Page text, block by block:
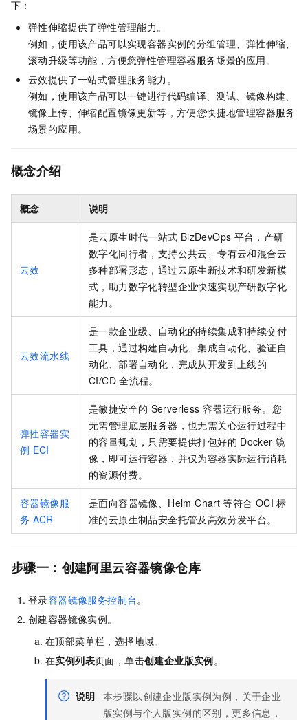
下：
弹性伸缩提供了弹性管理能力。
例如，使用该产品可以实现容器实例的分组管理、弹性伸缩、
滚动升级等功能，方便您弹性管理容器服务场景的应用。
云效提供了一站式管理服务能力。
例如，使用该产品可以一键进行代码编译、测试、镜像构建、
镜像上传、伸缩配置镜像更新等，方便您快捷地管理容器服务
场景的应用。
概念介绍
概念 说明
云效
是云原生时代一站式 BizDevOps 平台，产研
数字化同行者，支持公共云、专有云和混合云
多种部署形态，通过云原生新技术和研发新模
式，助力数字化转型企业快速实现产研数字化
能力。
云效流水线
是一款企业级、自动化的持续集成和持续交付
工具，通过构建自动化、集成自动化、验证自
动化、部署自动化，完成从开发到上线的
CI/CD 全流程。
弹性容器实
例 ECI
是敏捷安全的 Serverless 容器运行服务。您
无需管理底层服务器，也无需关心运行过程中
的容量规划，只需要提供打包好的 Docker 镜
像，即可运行容器，并仅为容器实际运行消耗
的资源付费。
容器镜像服
务 ACR
是面向容器镜像、Helm Chart 等符合 OCI 标
准的云原生制品安全托管及高效分发平台。
步骤一：创建阿里云容器镜像仓库
登录容器镜像服务控制台。
创建容器镜像实例。
在顶部菜单栏，选择地域。
在实例列表页面，单击创建企业版实例。
说明 本步骤以创建企业版实例为例，关于企业
版实例与个人版实例的区别，更多信息，